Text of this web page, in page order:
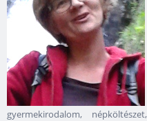
gyermekirodalom,